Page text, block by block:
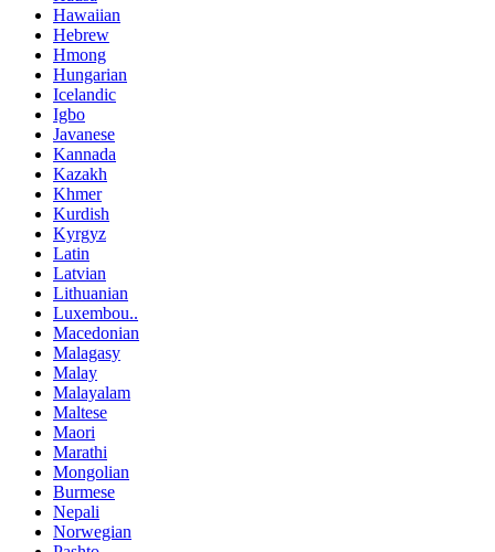
Hawaiian
Hebrew
Hmong
Hungarian
Icelandic
Igbo
Javanese
Kannada
Kazakh
Khmer
Kurdish
Kyrgyz
Latin
Latvian
Lithuanian
Luxembou..
Macedonian
Malagasy
Malay
Malayalam
Maltese
Maori
Marathi
Mongolian
Burmese
Nepali
Norwegian